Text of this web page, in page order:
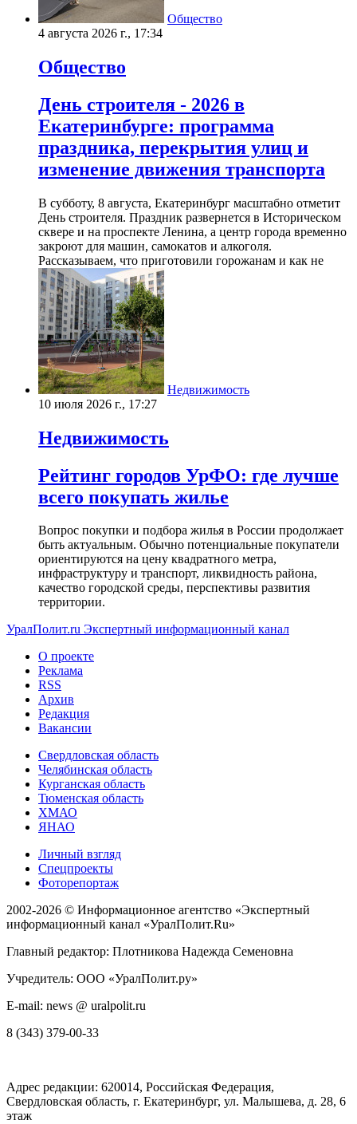
Общество
4 августа 2026 г., 17:34
Общество
День строителя - 2026 в
Екатеринбурге: программа
праздника, перекрытия улиц и
изменение движения транспорта
В субботу, 8 августа, Екатеринбург масштабно отметит
День строителя. Праздник развернется в Историческом
сквере и на проспекте Ленина, а центр города временно
закроют для машин, самокатов и алкоголя.
Рассказываем, что приготовили горожанам и как не
Недвижимость
10 июля 2026 г., 17:27
Недвижимость
Рейтинг городов УрФО: где лучше
всего покупать жилье
Вопрос покупки и подбора жилья в России продолжает
быть актуальным. Обычно потенциальные покупатели
ориентируются на цену квадратного метра,
инфраструктуру и транспорт, ликвидность района,
качество городской среды, перспективы развития
территории.
УралПолит.ru Экспертный информационный канал
О проекте
Реклама
RSS
Архив
Редакция
Вакансии
Свердловская область
Челябинская область
Курганская область
Тюменская область
ХМАО
ЯНАО
Личный взгляд
Спецпроекты
Фоторепортаж
2002-2026 © Информационное агентство «Экспертный
информационный канал «УралПолит.Ru»
Главный редактор: Плотникова Надежда Семеновна
Учредитель: ООО «УралПолит.ру»
E-mail: news @ uralpolit.ru
8 (343) 379-00-33
Адрес редакции: 620014, Российская Федерация,
Свердловская область, г. Екатеринбург, ул. Малышева, д. 28, 6
этаж